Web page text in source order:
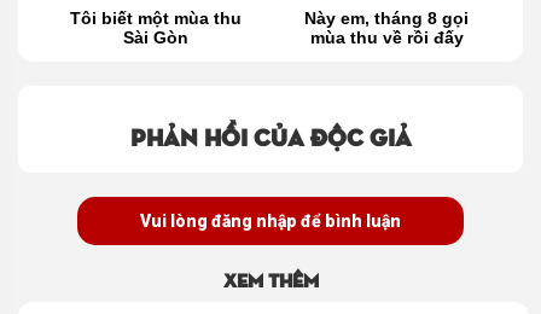
Tôi biết một mùa thu
Sài Gòn
Này em, tháng 8 gọi
mùa thu về rồi đấy
Phản hồi của độc giả
Vui lòng đăng nhập để bình luận
Xem thêm